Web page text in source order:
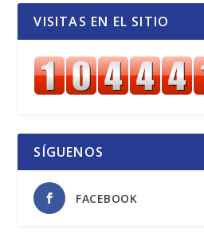
VISITAS EN EL SITIO
SÍGUENOS
FACEBOOK